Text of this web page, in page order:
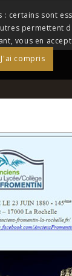
: certains sont
permettent
vous en
J'ai compris